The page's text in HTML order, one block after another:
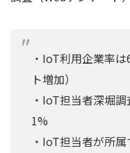
・IoT利用企業率
ト増加）
・IoT担当者深堀
1%
・IoT担当者が所